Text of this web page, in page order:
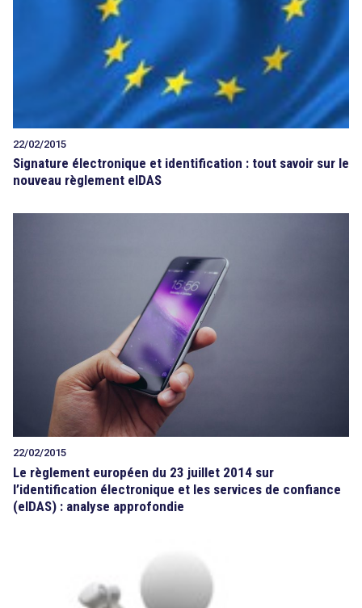
22/02/2015
Signature électronique et identification : tout savoir sur le
nouveau règlement eIDAS
22/02/2015
Le règlement européen du 23 juillet 2014 sur
l’identification électronique et les services de confiance
(eIDAS) : analyse approfondie